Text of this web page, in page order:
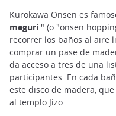
Kurokawa Onsen es
meguri " (o "onsen
recorrer los baños al aire
comprar un pase de
da acceso a tres de una
participantes. En cada
este disco de madera,
al templo Jizo.